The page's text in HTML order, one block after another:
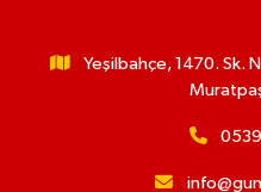
Yeşilbahçe, 1470. Sk.